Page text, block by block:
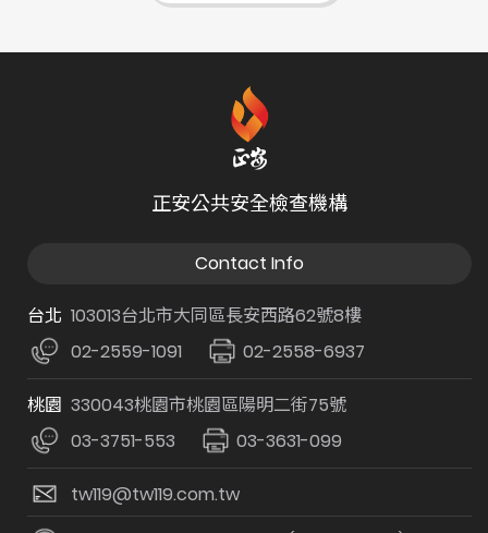
正安公共安全檢查機構
Contact Info
台北 103013台北市大同區長安西路62號8樓
02-2559-1091
02-2558-6937
桃園 330043桃園市桃園區陽明二街75號
03-3751-553
03-3631-099
tw119@tw119.com.tw